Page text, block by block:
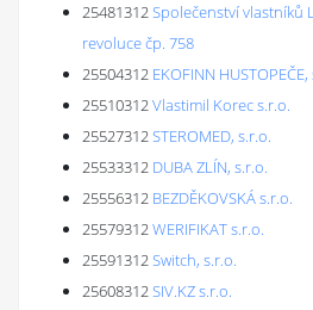
25481312Společenství vlastníků
revoluce čp. 758
25504312 EKOFINN
25510312Vlastimil Korec s.r.o.
25527312STEROMED, s.r.o.
25533312 DUBA ZLÍN, s.r.o.
25556312 BEZDĚKOVSKÁ s.r.o.
25579312WERIFIKAT s.r.o.
25591312Switch, s.r.o.
25608312SIV.KZ s.r.o.